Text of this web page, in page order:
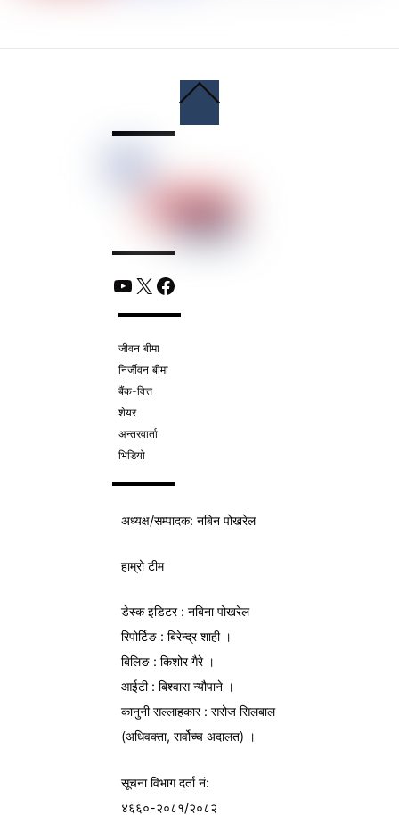
To
YouTube
X Facebook
जीवन बीमा
निर्जीवन बीमा
बैंक-वित्त
शेयर
अन्तरवार्ता
भिडियो
अध्यक्ष/सम्पादक: नबिन पोखरेल
हाम्रो टीम
डेस्क इडिटर : नबिना पोखरेल
रिपोर्टिङ : बिरेन्द्र शाही ।
बिलिङ : किशोर गैरे ।
आईटी : बिश्वास न्यौपाने ।
कानुनी सल्लाहकार : सरोज सिलबाल
(अधिवक्ता, सर्वोच्च अदालत) ।
सूचना विभागदर्ता नं:
४६६०-२०८१/२०८२